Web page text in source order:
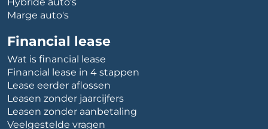
Marge auto's
Financial lease
Wat is financial lease
Financial lease in 4 stappen
Lease eerder aflossen
Leasen zonder jaarcijfers
Leasen zonder aanbetaling
Veelgestelde vragen